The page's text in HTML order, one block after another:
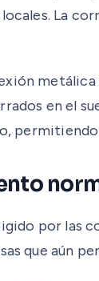
La
en el
por
que aún